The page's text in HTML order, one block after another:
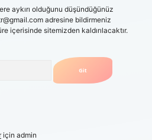
aykırı olduğunu düşündüğünüz
adresine bildirmeniz
içerisinde sitemizden kaldırılacaktır.
için admin